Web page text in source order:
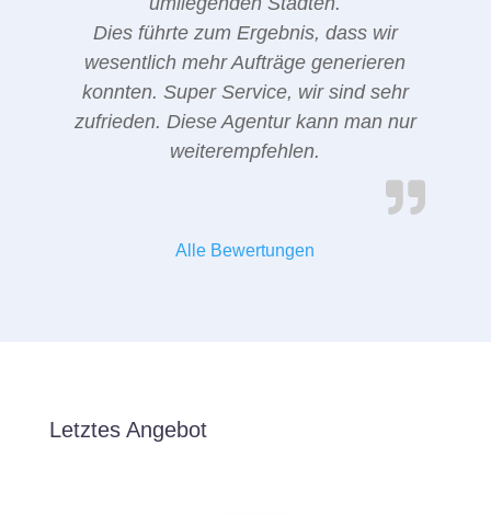
Dies führte zum Ergebnis, dass wir
wesentlich mehr Aufträge generieren
konnten. Super Service, wir sind sehr
zufrieden. Diese Agentur kann man nur
weiterempfehlen.
Alle Bewertungen
Letztes Angebot